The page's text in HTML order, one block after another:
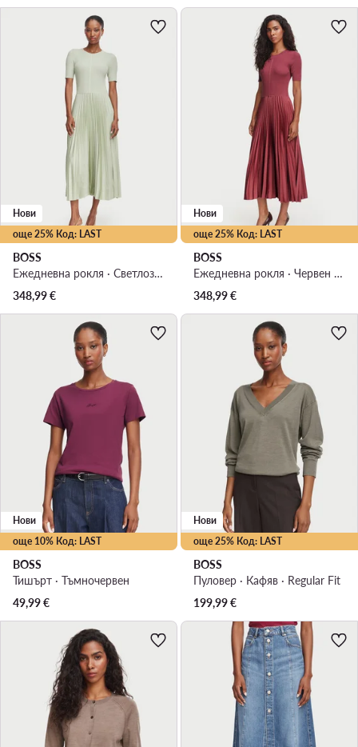
още 25% Код: LAST
Нови
BOSS
Ежедневна рокля · Светлозелен · Миди
348,99€
още 25% Код: LAST
Нови
BOSS
Ежедневна рокля · Червен · Миди
348,99€
още 10% Код: LAST
Нови
BOSS
Тишърт · Тъмночервен
49,99€
още 25% Код: LAST
Нови
BOSS
Пуловер · Кафяв · Regular Fit
199,99€